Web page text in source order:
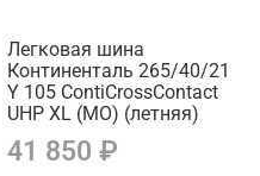
Легковая шина
Континенталь 265/40/21
Y 105 ContiCrossContact
UHP XL (MO) (летняя)
41 850 ₽